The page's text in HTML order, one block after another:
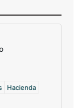
Hacienda